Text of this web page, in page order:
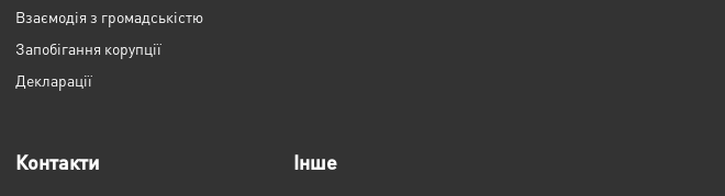
Взаємодія з громадськістю
Запобігання корупції
Декларації
Контакти Інше